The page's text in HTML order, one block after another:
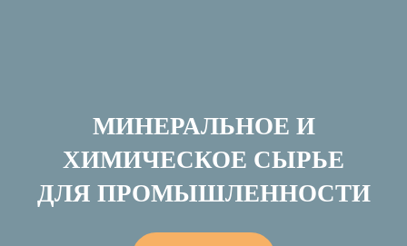
МИНЕРАЛЬНОЕ И
ХИМИЧЕСКОЕ СЫРЬЕ
ДЛЯ ПРОМЫШЛЕННОСТИ